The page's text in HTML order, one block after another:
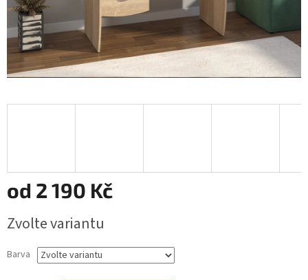
od 2 190 Kč
cena:
Zvolte variantu
Barva